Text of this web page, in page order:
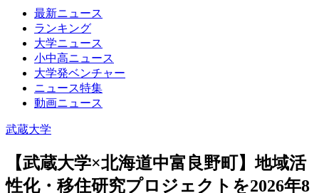
最新ニュース
ランキング
大学ニュース
小中高ニュース
大学発ベンチャー
ニュース特集
動画ニュース
武蔵大学
【武蔵大学×北海道中富良野町】地域活
性化・移住研究プロジェクトを2026年8